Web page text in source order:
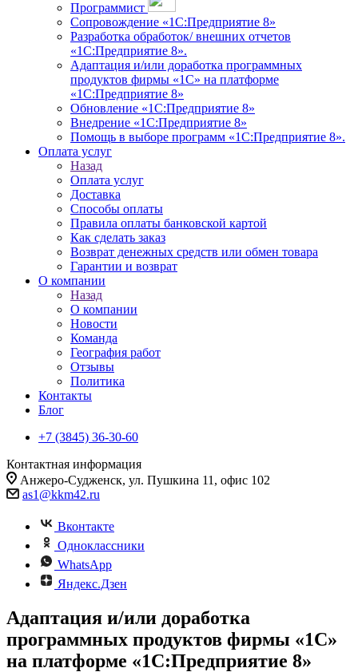
Программист
Сопровождение «1С:Предприятие 8»
Разработка обработок/ внешних отчетов
«1С:Предприятие 8».
Адаптация и/или доработка программных
продуктов фирмы «1С» на платформе
«1С:Предприятие 8»
Обновление «1С:Предприятие 8»
Внедрение «1С:Предприятие 8»
Помощь в выборе программ «1С:Предприятие 8».
Оплата услуг
Назад
Оплата услуг
Доставка
Способы оплаты
Правила оплаты банковской картой
Как сделать заказ
Возврат денежных средств или обмен товара
Гарантии и возврат
О компании
Назад
О компании
Новости
Команда
География работ
Отзывы
Политика
Контакты
Блог
+7 (3845) 36-30-60
Контактная информация
Анжеро-Судженск, ул. Пушкина 11, офис 102
as1@kkm42.ru
Вконтакте
Одноклассники
WhatsApp
Яндекс.Дзен
Адаптация и/или доработка
программных продуктов фирмы «1С»
на платформе «1С:Предприятие 8»